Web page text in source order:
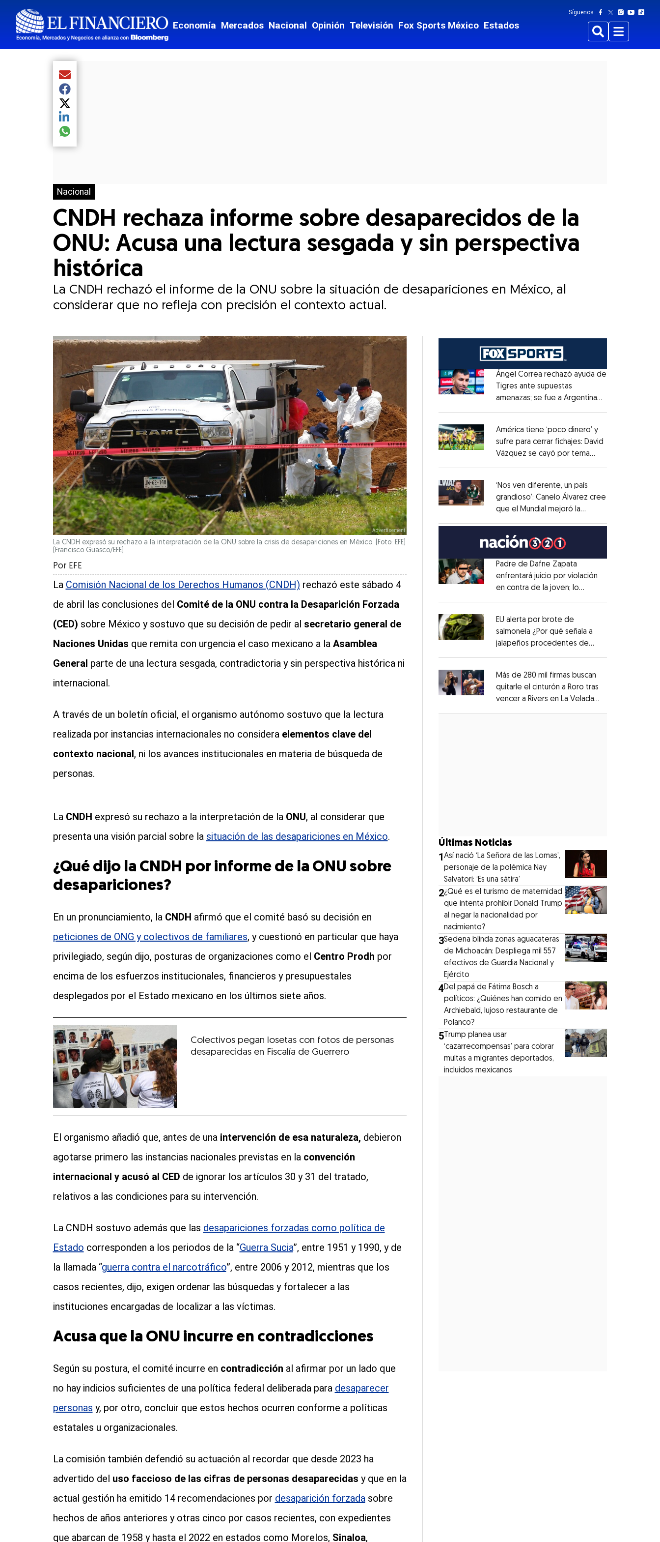
Economía Mercados Nacional Opinión Televisión Fox Sports México Estados
Síguenos
BuscarMenu
Nacional
CNDH rechaza informe sobre desaparecidos de la
ONU: Acusa una lectura sesgada y sin perspectiva
histórica
La CNDH rechazó el informe de la ONU sobre la situación de desapariciones en México, al
considerar que no refleja con precisión el contexto actual.
Compartir el artículo actual mediante Email
Compartir el artículo actual mediante Facebook
Compartir el artículo actual mediante Twitter
Compartir el artículo actual mediante LinkedIn
Compartir el artículo actual mediante global.social-whatsapp
La CNDH expresó su rechazo a la interpretación de la ONU sobre la crisis de desapariciones en México. (Foto: EFE)
(Francisco Guasco/EFE)
Por EFE
La Comisión Nacional de los Derechos Humanos (CNDH) rechazó este sábado 4
de abril las conclusiones del Comité de la ONU contra la Desaparición Forzada
(CED) sobre México y sostuvo que su decisión de pedir al secretario general de
Naciones Unidas que remita con urgencia el caso mexicano a laAsamblea
General parte de una lectura sesgada, contradictoria y sin perspectiva histórica ni
internacional.
A través de un boletín oficial, el organismo autónomo sostuvo que la lectura
realizada por instancias internacionales no considera elementos clave del
contexto nacional, ni los avances institucionales en materia de búsqueda de
personas.
La CNDH expresó su rechazo a la interpretación de la ONU, al considerar que
presenta una visión parcial sobre la situación de las desapariciones en México.
¿Qué dijo la CNDH por informe de la ONU sobre
desapariciones?
En un pronunciamiento, la CNDH afirmó que el comité basó su decisión en
peticiones de ONG y colectivos de familiares, y cuestionó en particular que haya
privilegiado, según dijo, posturas de organizaciones como el Centro Prodh por
encima de los esfuerzos institucionales, financieros y presupuestales
desplegados por el Estado mexicano en los últimos siete años.
Colectivos pegan losetas con fotos de personas
desaparecidas en Fiscalía de Guerrero
El organismo añadió que, antes de unaintervención de esa naturaleza, debieron
agotarse primero las instancias nacionales previstas en la convención
internacional y acusó al CED de ignorar los artículos 30 y 31 del tratado,
relativos a las condiciones para su intervención.
La CNDH sostuvo además que las desapariciones forzadas como política de
Estado corresponden a los periodos de la “Guerra Sucia”, entre 1951 y 1990, y de
la llamada “guerra contra el narcotráfico”, entre 2006 y 2012, mientras que los
casos recientes, dijo, exigen ordenar las búsquedas y fortalecer a las
instituciones encargadas de localizar a las víctimas.
Acusa que la ONU incurre en contradicciones
Según su postura, el comité incurre en contradicción al afirmar por un lado que
no hay indicios suficientes de una política federal deliberada para desaparecer
personas y, por otro, concluir que estos hechos ocurren conforme a políticas
estatales u organizacionales.
La comisión también defendió su actuación al recordar que desde 2023 ha
advertido del uso faccioso de las cifras de personas desaparecidas y que en la
actual gestión ha emitido 14 recomendaciones por desaparición forzadasobre
hechos de años anteriores y otras cinco por casos recientes, con expedientes
que abarcan de 1958 y hasta el 2022 en estados como Morelos, Sinaloa,
Opens in new window
Ángel Correa rechazó ayuda de
Tigres ante supuestas
amenazas; se fue a Argentina
Opens in new window
América tiene ‘poco dinero’ y
sufre para cerrar fichajes: David
Vázquez se cayó por tema
Opens in new window
‘Nos ven diferente, un país
grandioso’: Canelo Álvarez cree
que el Mundial mejoró la
Opens in new window
Padre de Dafne Zapata
enfrentará juicio por violación
en contra de la joven; lo
Opens in new window
EU alerta por brote de
salmonela ¿Por qué señala a
jalapeños procedentes de
Opens in new window
Más de 280 mil firmas buscan
quitarle el cinturón a Roro tras
vencer a Rivers en La Velada
Últimas Noticias
1⁠Así nació ‘La Señora de las Lomas’,
personaje de la polémica Nay
Salvatori: ‘Es una sátira’
2¿Qué es el turismo de maternidad
que intenta prohibir Donald Trump
al negar la nacionalidad por
nacimiento?
3Sedena blinda zonas aguacateras
de Michoacán: Despliega mil 557
efectivos de Guardia Nacional y
Ejército
4⁠Del papá de Fátima Bosch a
políticos: ¿Quiénes han comido en
Archiebald, lujoso restaurante de
Polanco?
5 Trump planea usar
‘cazarrecompensas’ para cobrar
multas a migrantes deportados,
incluidos mexicanos